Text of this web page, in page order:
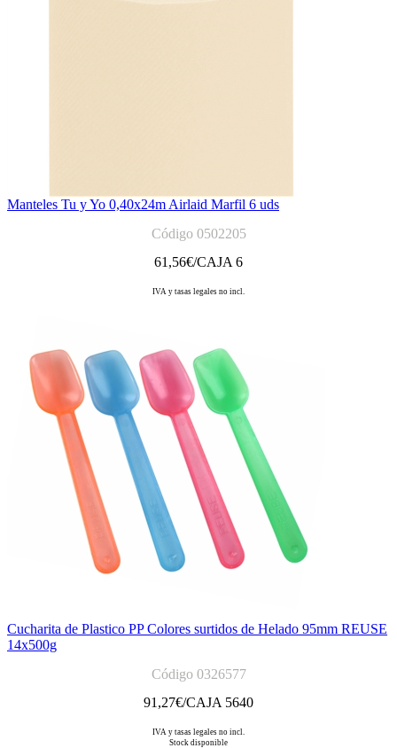
Manteles Tu y Yo 0,40x24m Airlaid Marfil 6 uds
Código 0502205
61,56€/CAJA 6
IVA y tasas legales no incl.
Cucharita de Plastico PP Colores surtidos de Helado 95mm REUSE
14x500g
Código 0326577
91,27€/CAJA 5640
IVA y tasas legales no incl.
Stock disponible